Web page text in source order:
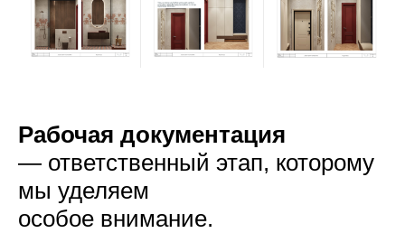
Рабочая документация
— ответственный этап, которому
мы уделяем
особое внимание.